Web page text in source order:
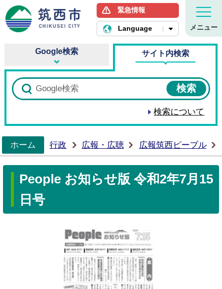
筑西市ホームページ
緊急情報
Language メニュー
Google検索 サイト内検索
検索について
ホーム
行政 広報・広聴 広報筑西ピープル
People お知らせ版 令和2年7月15
日号